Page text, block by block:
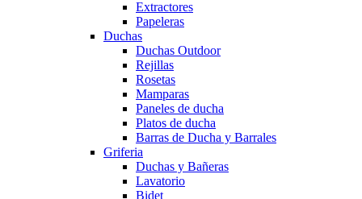
Extractores
Papeleras
Duchas
Duchas Outdoor
Rejillas
Rosetas
Mamparas
Paneles de ducha
Platos de ducha
Barras de Ducha y Barrales
Griferia
Duchas y Bañeras
Lavatorio
Bidet